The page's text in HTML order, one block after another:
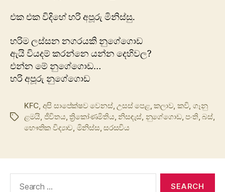
එක එක විදිහේ හරි අපූරු මිනිස්සු.
හරිම ලස්සන නගරයකි නුගේගොඩ
ඇයි වියදම් කරන්නෙ යන්න දෙහිවල?
එන්න මේ නුගේගොඩ…
හරි අපූරු ‍නුගේගොඩ
Tags
KFC අපි සාපේක්ෂව වෙනස්,උසස් පෙළ ,කලාව, කවි, ගෑනු
ළමයි ජීවිතය ,ත්‍රිකෝණමිතිය ,නිසඳැස් නුගේගොඩ,පංති ,බස්,
භෞතික විද්‍යාව මිනිස්ස ,සරසවිය